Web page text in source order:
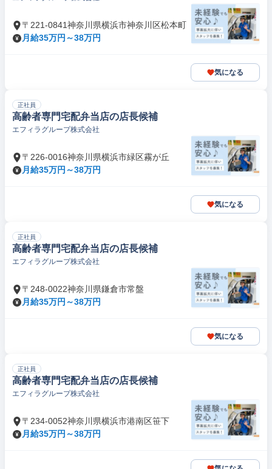
〒221-0841神奈川県横浜市神奈川区松本町
月給35万円～38万円
気になる
正社員
高齢者専門宅配弁当店の店長候補
エフィラグループ株式会社
〒226-0016神奈川県横浜市緑区霧が丘
月給35万円～38万円
気になる
正社員
高齢者専門宅配弁当店の店長候補
エフィラグループ株式会社
〒248-0022神奈川県鎌倉市常盤
月給35万円～38万円
気になる
正社員
高齢者専門宅配弁当店の店長候補
エフィラグループ株式会社
〒234-0052神奈川県横浜市港南区笹下
月給35万円～38万円